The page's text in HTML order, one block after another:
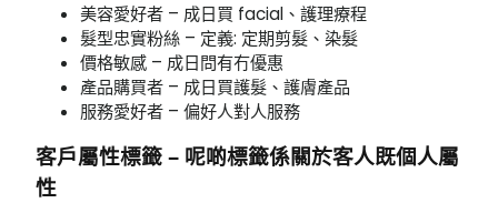
美容愛好者 – 成日買 facial、護理療程
髮型忠實粉絲 – 定義: 定期剪髮、染髮
價格敏感 – 成日問有冇優惠
產品購買者 – 成日買護髮、護膚產品
服務愛好者 – 偏好人對人服務
客戶屬性標籤 – 呢啲標籤係關於客人既個人屬
性